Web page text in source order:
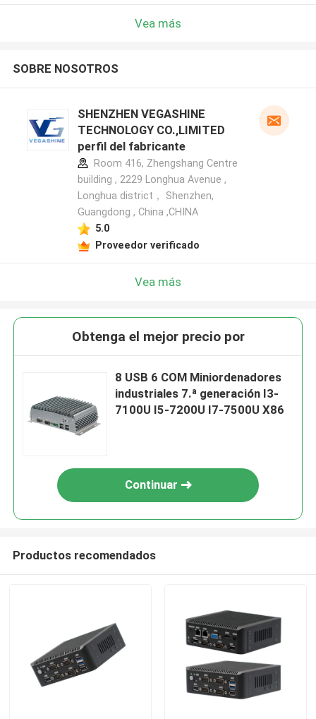
Vea más
SOBRE NOSOTROS
SHENZHEN VEGASHINE
TECHNOLOGY CO.,LIMITED
perfil del fabricante
Room 416, Zhengshang Centre
building , 2229 Longhua Avenue ,
Longhua district， Shenzhen,
Guangdong , China ,CHINA
5.0
Proveedor verificado
Vea más
Obtenga el mejor precio por
8 USB 6 COM Miniordenadores
industriales 7.ª generación I3-
7100U I5-7200U I7-7500U X86
Continuar
Productos recomendados